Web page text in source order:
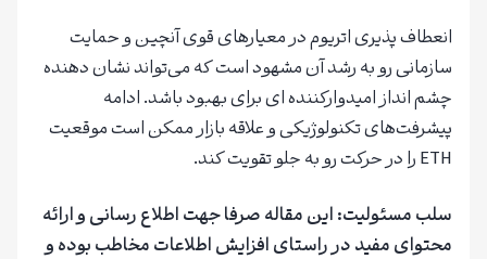
انعطاف پذیری اتریوم در معیارهای قوی آنچین و حمایت
سازمانی رو به رشد آن مشهود است که می‌تواند نشان دهنده
چشم انداز امیدوارکننده ای برای بهبود باشد. ادامه
پیشرفت‌های تکنولوژیکی و علاقه بازار ممکن است موقعیت
ETH را در حرکت رو به جلو تقویت کند.
سلب مسئولیت: این مقاله صرفا جهت اطلاع رسانی و ارائه
محتوای مفید در راستای افزایش اطلاعات مخاطب بوده و